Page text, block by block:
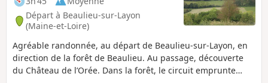
Départ à Beaulieu-sur-Layon
(Maine-et-Loire)
Agréable randonnée, au départ de Beaulieu-sur-Layon, en
direction de la forêt de Beaulieu. Au passage, découverte
du Château de l’Orée. Dans la forêt, le circuit emprunte